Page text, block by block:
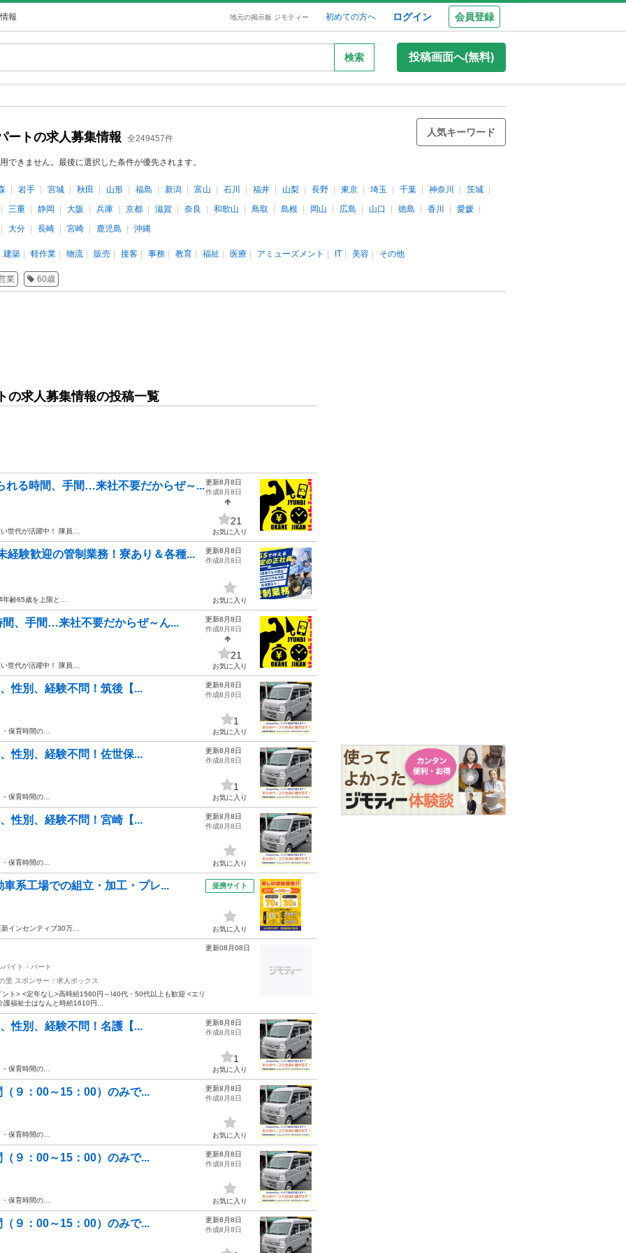
報 地元の掲示板 ジモティー 初めての方へ ログイン 会員登録
検索 投稿画面へ(無料)
ートの求人募集情報 全249457件
人気キーワード
きません。最後に選択した条件が優先されます。
岩手 宮城 秋田 山形 福島 新潟 富山 石川 福井 山梨 長野 東京 埼玉 千葉 神奈川
茨城
三重
静岡 大阪 兵庫 京都 滋賀 奈良 和歌山 鳥取 島根 岡山 広島 山口 徳島 香川
愛媛
大分
長崎 宮崎 鹿児島 沖縄
建築 軽作業 物流 販売 接客 事務 教育 福祉 医療 アミューズメント IT 美容 その他
業 60歳
の求人募集情報の投稿一覧
れる時間、手間…来社不要だからぜ～...
世代が活躍中！ 隊員…
更新8月8日
作成8月8日
21
お気に入り
経験歓迎の管制業務！寮あり＆各種...
年齢65歳を上限と…
更新8月8日
作成8月8日
お気に入り
、手間…来社不要だからぜ～ん...
世代が活躍中！ 隊員…
更新8月8日
作成8月8日
21
お気に入り
性別、経験不問！筑後【...
保育時間の…
更新8月8日
作成8月8日
1
お気に入り
性別、経験不問！佐世保...
保育時間の…
更新8月8日
作成8月8日
1
お気に入り
性別、経験不問！宮崎【...
保育時間の…
更新8月8日
作成8月8日
お気に入り
系工場での組立・加工・プレ...
インセンティブ30万…
提携サイト
お気に入り
バイト・パート
里 スポンサー：求人ボックス
ト> <定年なし>高時給1580円～!40代・50代以上も歓迎 <エリ
福祉士はなんと時給1610円...
更新08月08日
性別、経験不問！名護【...
保育時間の…
更新8月8日
作成8月8日
1
お気に入り
９：00～15：00）のみで...
保育時間の…
更新8月8日
作成8月8日
お気に入り
９：00～15：00）のみで...
保育時間の…
更新8月8日
作成8月8日
お気に入り
９：00～15：00）のみで...
更新8月8日
作成8月8日